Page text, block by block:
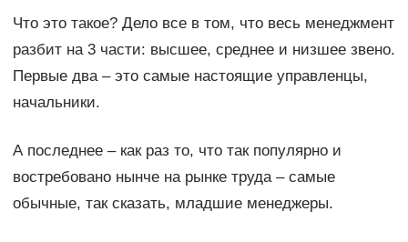
Что это такое? Дело все в том, что весь менеджмент
разбит на 3 части: высшее, среднее и низшее звено.
Первые два – это самые настоящие управленцы,
начальники.
А последнее – как раз то, что так популярно и
востребовано нынче на рынке труда – самые
обычные, так сказать, младшие менеджеры.